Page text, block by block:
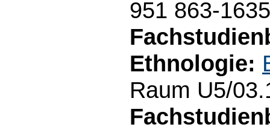
951 863-1635
Ethnologie:
Raum U5/